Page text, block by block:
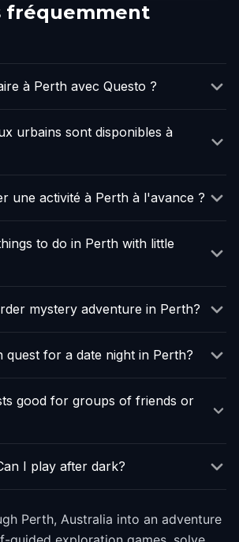
fréquemment
à Perth avec Questo ?
urbains sont disponibles à
une activité à Perth à l'avance ?
to do in Perth with little
mystery adventure in Perth?
quest for a date night in Perth?
good for groups of friends or
I play after dark?
Perth, Australia into an adventure